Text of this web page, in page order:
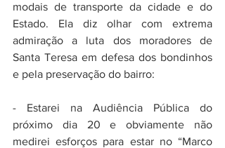
modais de transporte da cidade e do
Estado. Ela diz olhar com extrema
admiração a luta dos moradores de
Santa Teresa em defesa dos bondinhos
e pela preservação do bairro:
- Estarei na Audiência Pública do
próximo dia 20 e obviamente não
medirei esforços para estar no “Marco